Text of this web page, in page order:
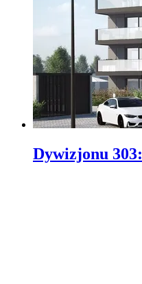
Dywizjonu 303: